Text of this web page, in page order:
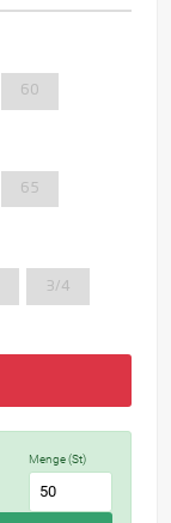
60
65
3/4
Menge (St)